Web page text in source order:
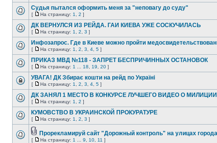
Судья пытался оформить меня за "неповагу до суду"
[ На страницу: 1 2 ]
ДК ВЕРНУЛСЯ ИЗ РЕЙДА. ГАИ КИЕВА УЖЕ СОСКУЧИЛАСЬ
[ На страницу: 1 2 3 ]
Инфозапрос. Где в Киеве можно пройти
[ На страницу: 1 2 3 4 5 ]
ПРИКАЗ МВД №118 - ЗАПРЕТ БЕСПРИЧИННЫХ ОСТАНОВОК
[ На страницу: 1 18 19 20 ]
УВАГА! ДК Збирає кошти на рейд по Україні
[ На страницу: 1 2 3 4 5 ]
ДК ЗАНЯЛ 1 МЕСТО В КОНКУРСЕ ЛУЧШЕГО ВИДЕО О МИЛИЦИИ
[ На страницу: 1 2 ]
КУМОВСТВО В УКРАИНСКОЙ ПРОКУРАТУРЕ
[ На страницу: 1 2 3 ]
Прорекламируй сайт "Дорожный контроль" на улицах города
[ На страницу: 1 9 10 11 ]